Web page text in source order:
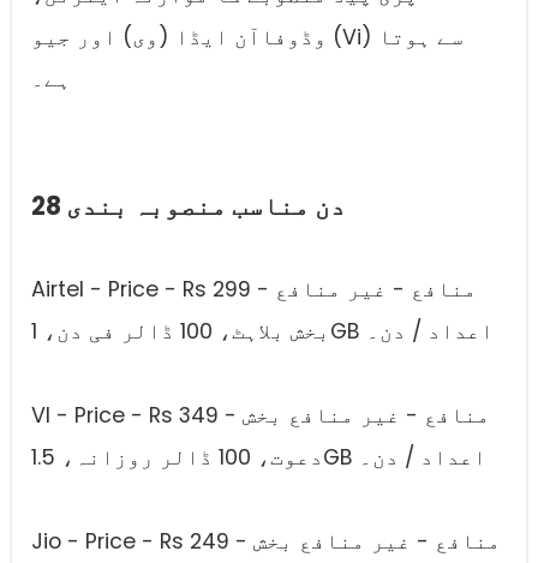
وڈوفاآن ایڈا (وی) اور جیو (Vi) سے ہوتا
ہے۔
28 دن مناسب منصوبہ بندی
Airtel - Price - Rs 299 - منافع - غیر منافع
بخش بلاہٹ، 100 ڈالر فی دن، 1GB اعداد / دن۔
VI - Price - Rs 349 - منافع - غیر منافع بخش
دعوت، 100 ڈالر روزانہ، 1.5GB اعداد / دن۔
Jio - Price - Rs 249 - منافع - غیر منافع بخش